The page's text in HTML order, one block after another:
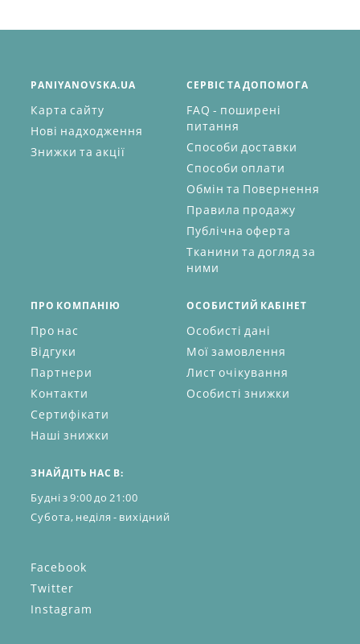
PANIYANOVSKA.UA
Карта сайту
Нові надходження
Знижки та акції
СЕРВІС ТА ДОПОМОГА
FAQ - поширені
питання
Способи доставки
Способи оплати
Обмін та Повернення
Правила продажу
Публічна оферта
Тканини та догляд за
ними
ПРО КОМПАНІЮ
Про нас
Відгуки
Партнери
Контакти
Сертифікати
Наші знижки
ОСОБИСТИЙ КАБІНЕТ
Особисті дані
Мої замовлення
Лист очікування
Особисті знижки
ЗНАЙДІТЬ НАС В:
Будні з 9:00 до 21:00
Субота, неділя - вихідний
Facebook
Twitter
Instagram